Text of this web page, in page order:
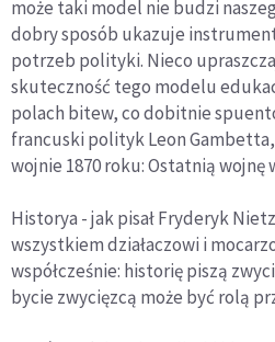
może taki model nie budzi
dobry sposób ukazuje
potrzeb polityki. Nieco
skuteczność tego modelu
polach bitew, co dobitnie
francuski polityk Leon
wojnie 1870 roku: Ostatnią wojnę
Historya - jak pisał Fryderyk
wszystkiem działaczowi i
współcześnie: historię piszą
bycie zwycięzcą może być rolą